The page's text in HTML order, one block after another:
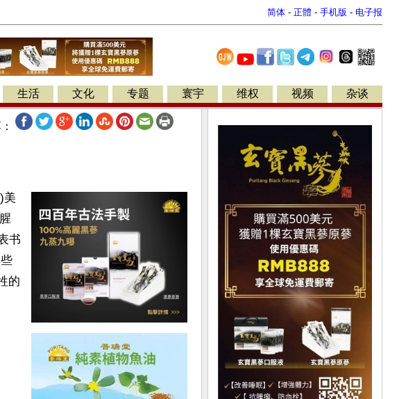
简体 - 正體 - 手机版 - 电子报
生活 文化 专题 寰宇 维权 视频 杂谈
美
书
的